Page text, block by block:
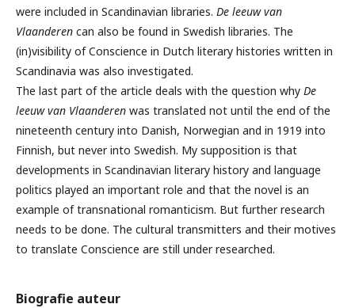
were included in Scandinavian libraries. De leeuw van
Vlaanderen can also be found in Swedish libraries. The
(in)visibility of Conscience in Dutch literary histories written in
Scandinavia was also investigated.
The last part of the article deals with the question why De
leeuw van Vlaanderen was translated not until the end of the
nineteenth century into Danish, Norwegian and in 1919 into
Finnish, but never into Swedish. My supposition is that
developments in Scandinavian literary history and language
politics played an important role and that the novel is an
example of transnational romanticism. But further research
needs to be done. The cultural transmitters and their motives
to translate Conscience are still under researched.
Biografie auteur